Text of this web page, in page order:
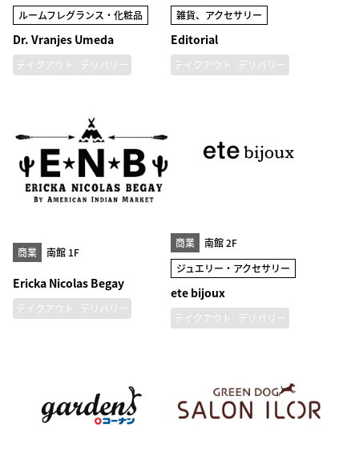
ルームフレグランス・化粧品
Dr. Vranjes Umeda
テイクアウト デリバリー
雑貨、アクセサリー
Editorial
テイクアウト デリバリー
商業 南館 1F
Ericka Nicolas Begay
テイクアウト デリバリー
商業
南館 2F
ジュエリー・アクセサリー
ete bijoux
テイクアウト デリバリー